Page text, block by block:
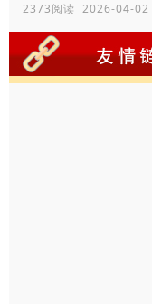
2373阅读 2026-04-02